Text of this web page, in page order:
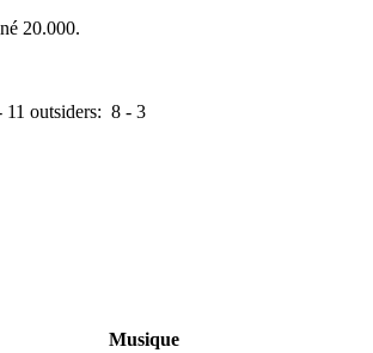
20.000.
11 outsiders: 8 - 3
Musique